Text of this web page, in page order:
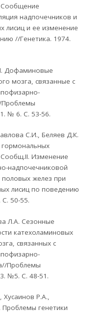
Сообщение
надпочечников и
лисиц и ее изменение
//Генетика. 1974.
Дофаминовые
мозга, связанные с
Проблемы
№ 6. С. 53-56.
С.И., Беляев Д.К.
гормональных
Сообщ.II. Изменение
надпочечниковой
половых желез при
лисиц по поведению
50-55.
Л.А. Сезонные
катехоламиновых
связанных с
Проблемы
№5. С. 48-51.
Хусаинов Р.А.,
генетики